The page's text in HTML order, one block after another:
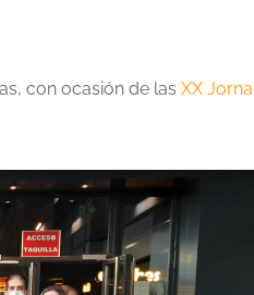
con ocasión de las XX